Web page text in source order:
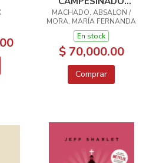
MUJERES RURALES
MACHADO, ABSALON /
MORA, MARÍA FERNANDA
En stock
$ 70,000.00
Comprar